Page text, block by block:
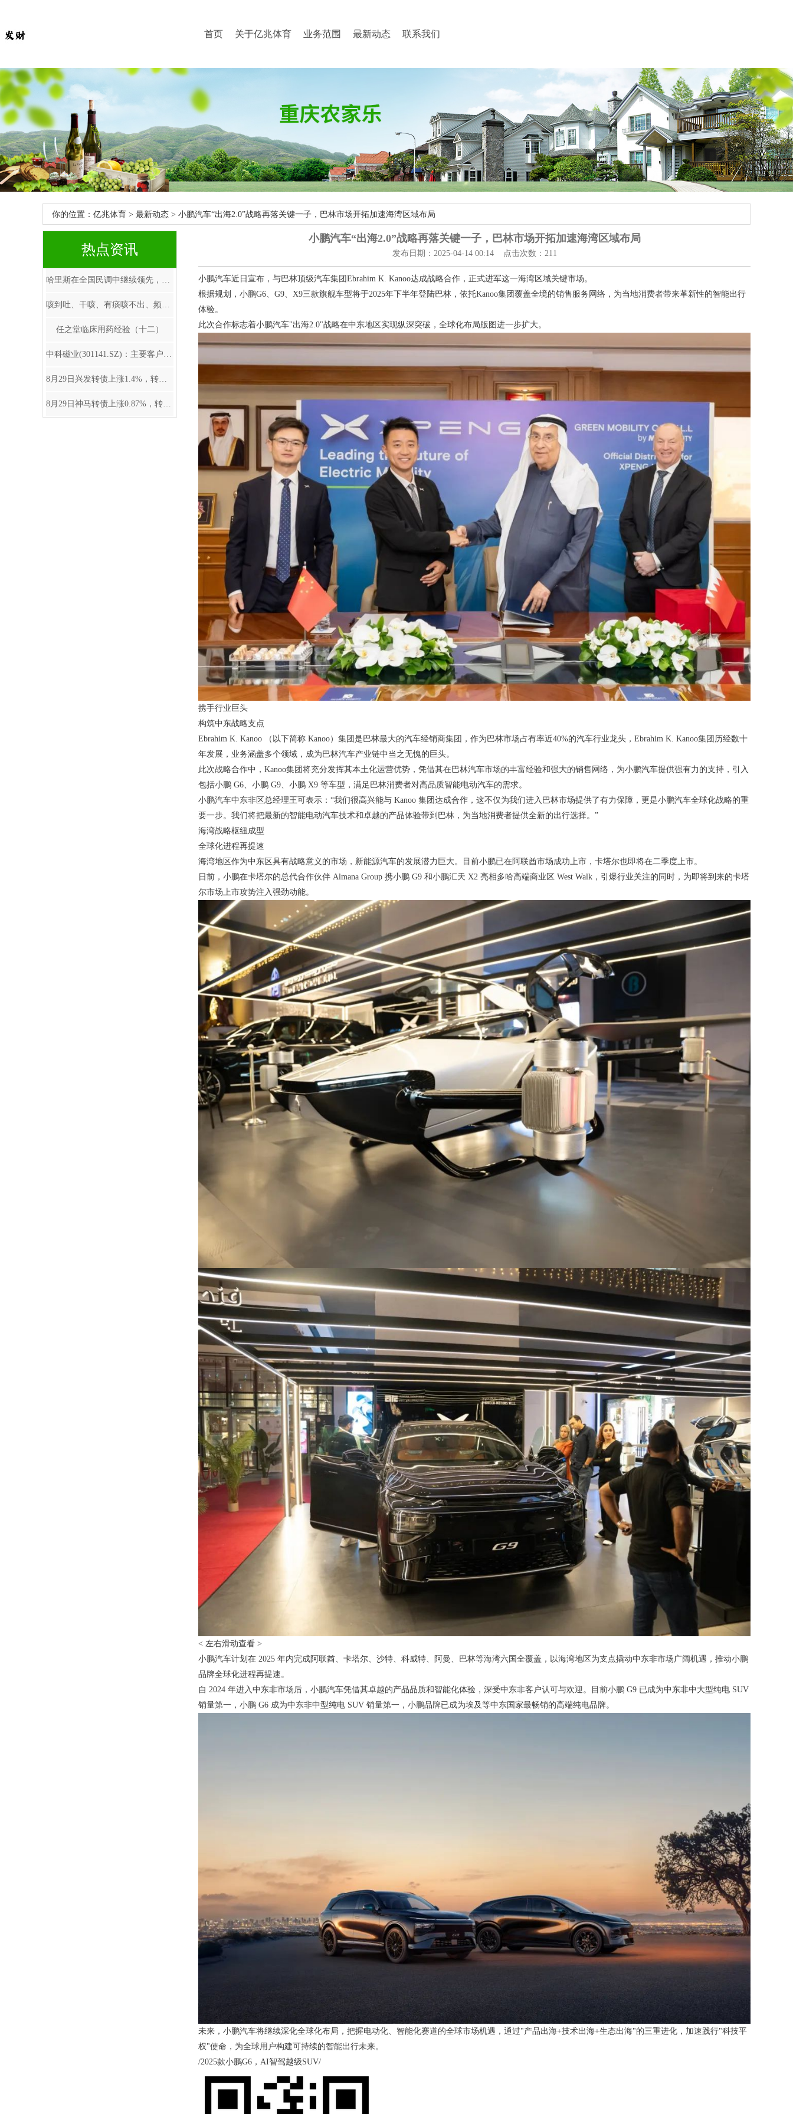
首页 关于亿兆体育 业务范围 最新动态 联系我们
你的位置： 亿兆体育 > 最新动态 > 小鹏汽车“出海2.0”战略再落关键一子，巴林市场开拓加速海湾区域布局
热点资讯
哈里斯在全国民调中继续领先，美国经济短期内仍有韧性---W33海外宏观脱水
咳到吐、干咳、有痰咳不出、频繁性喉痒…6个食疗止咳妙方，用过都说好！
任之堂临床用药经验（十二）
中科磁业(301141.SZ)：主要客户为业内领先的电声器件制造商及永磁电机生产企业
8月29日兴发转债上涨1.4%，转股溢价率69.95%
8月29日神马转债上涨0.87%，转股溢价率35.52%
小鹏汽车“出海2.0”战略再落关键一子，巴林市场开拓加速海湾区域布局
发布日期：2025-04-14 00:14 点击次数：211
小鹏汽车近日宣布，与巴林顶级汽车集团Ebrahim K. Kanoo达成战略合作，正式进军这一海湾区域关键市场。
根据规划，小鹏G6、G9、X9三款旗舰车型将于2025年下半年登陆巴林，依托Kanoo集团覆盖全境的销售服务网络，为当地消费者带来革新性的智能出行
体验。
此次合作标志着小鹏汽车"出海2.0"战略在中东地区实现纵深突破，全球化布局版图进一步扩大。
携手行业巨头
构筑中东战略支点
Ebrahim K. Kanoo （以下简称 Kanoo）集团是巴林最大的汽车经销商集团，作为巴林市场占有率近40%的汽车行业龙头，Ebrahim K. Kanoo集团历经数十
年发展，业务涵盖多个领域，成为巴林汽车产业链中当之无愧的巨头。
此次战略合作中，Kanoo集团将充分发挥其本土化运营优势，凭借其在巴林汽车市场的丰富经验和强大的销售网络，为小鹏汽车提供强有力的支持，引入
包括小鹏 G6、小鹏 G9、小鹏 X9 等车型，满足巴林消费者对高品质智能电动汽车的需求。
小鹏汽车中东非区总经理王可表示：“我们很高兴能与 Kanoo 集团达成合作，这不仅为我们进入巴林市场提供了有力保障，更是小鹏汽车全球化战略的重
要一步。我们将把最新的智能电动汽车技术和卓越的产品体验带到巴林，为当地消费者提供全新的出行选择。”
海湾战略枢纽成型
全球化进程再提速
海湾地区作为中东区具有战略意义的市场，新能源汽车的发展潜力巨大。目前小鹏已在阿联酋市场成功上市，卡塔尔也即将在二季度上市。
日前，小鹏在卡塔尔的总代合作伙伴 Almana Group 携小鹏 G9 和小鹏汇天 X2 亮相多哈高端商业区 West Walk，引爆行业关注的同时，为即将到来的卡塔
尔市场上市攻势注入强劲动能。
< 左右滑动查看 >
小鹏汽车计划在 2025 年内完成阿联酋、卡塔尔、沙特、科威特、阿曼、巴林等海湾六国全覆盖，以海湾地区为支点撬动中东非市场广阔机遇，推动小鹏
品牌全球化进程再提速。
自 2024 年进入中东非市场后，小鹏汽车凭借其卓越的产品品质和智能化体验，深受中东非客户认可与欢迎。目前小鹏 G9 已成为中东非中大型纯电 SUV
销量第一，小鹏 G6 成为中东非中型纯电 SUV 销量第一，小鹏品牌已成为埃及等中东国家最畅销的高端纯电品牌。
未来，小鹏汽车将继续深化全球化布局，把握电动化、智能化赛道的全球市场机遇，通过"产品出海+技术出海+生态出海"的三重进化，加速践行"科技平
权"使命，为全球用户构建可持续的智能出行未来。
/2025款小鹏G6，AI智驾越级SUV/